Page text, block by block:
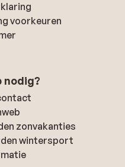
voorkeuren
nodig?
zonvakanties
wintersport